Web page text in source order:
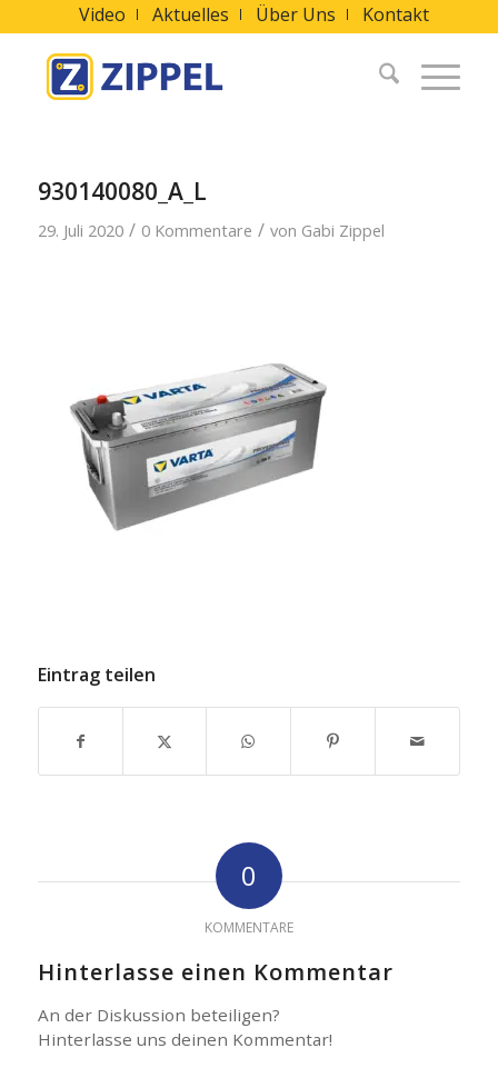
Video Aktuelles Über Uns Kontakt
930140080_A_L
29. Juli 2020 / 0 Kommentare / von Gabi Zippel
Eintrag teilen
0
KOMMENTARE
Hinterlasse einen Kommentar
An der Diskussion beteiligen?
Hinterlasse uns deinen Kommentar!